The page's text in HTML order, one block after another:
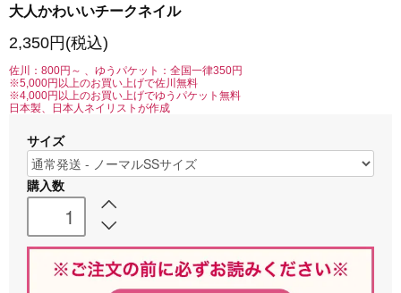
大人かわいいチークネイル
2,350円(税込)
佐川：800円～ 、ゆうパケット：全国一律350円
※5,000円以上のお買い上げで佐川無料
※4,000円以上のお買い上げでゆうパケット無料
日本製、日本人ネイリストが作成
サイズ
購入数